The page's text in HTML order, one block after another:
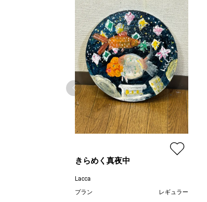
きらめく真夜中
Lacca
プラン
レギュラー